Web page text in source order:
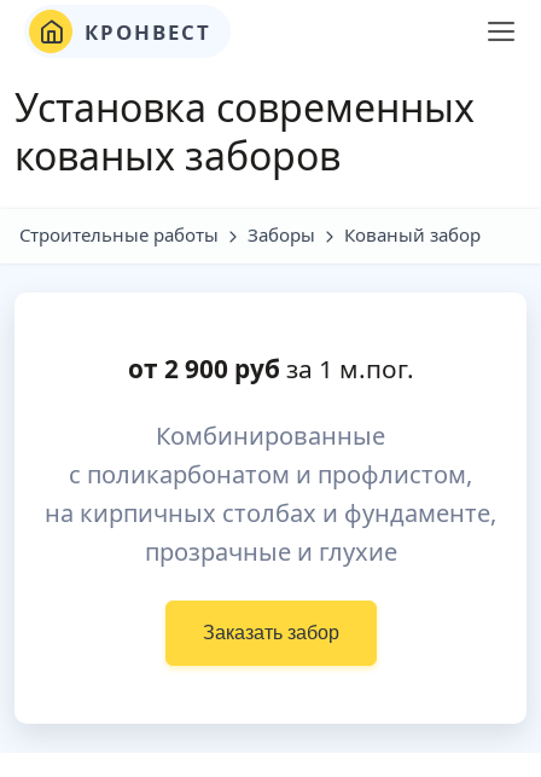
КРОНВЕСТ
Установка современных
кованых заборов
Строительные работы Заборы Кованый забор
от 2 900руб за 1 м.пог.
Комбинированные
с поликарбонатом и профлистом,
на кирпичных столбах и фундаменте,
прозрачные и глухие
Заказать забор